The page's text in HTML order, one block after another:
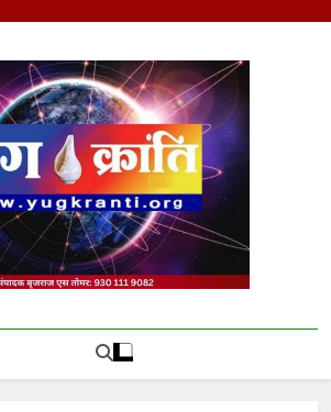
Kranti | Trusted
News Portal